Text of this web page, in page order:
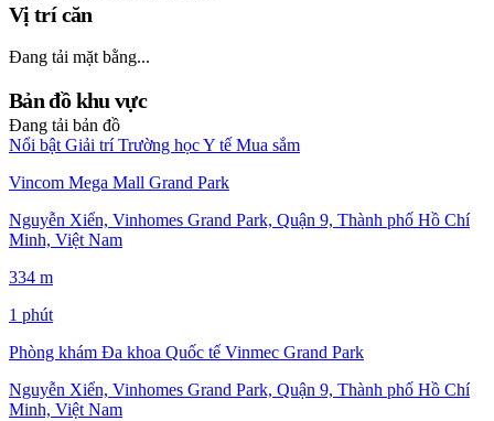
Vị trí căn
Đang tải mặt bằng...
Bản đồ khu vực
Đang tải bản đồ
Nổi bật Giải trí Trường họcY tế Mua sắm
Vincom Mega Mall Grand Park
Nguyễn Xiển, Vinhomes Grand Park, Quận 9, Thành phố Hồ Chí
Minh, Việt Nam
334 m
1 phút
Phòng khám Đa khoa Quốc tế Vinmec Grand Park
Nguyễn Xiển, Vinhomes Grand Park, Quận 9, Thành phố Hồ Chí
Minh, Việt Nam